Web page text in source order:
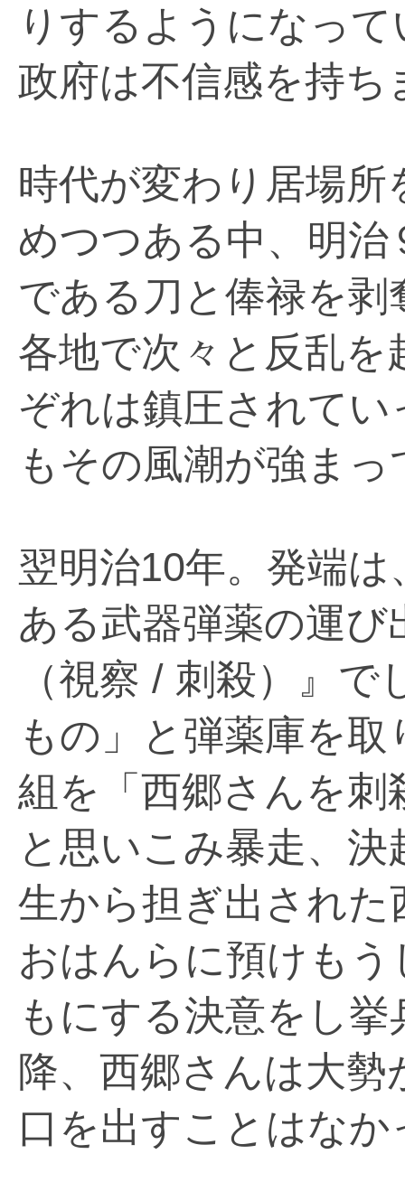
りするようになっ
政府は不信感を持ち
時代が変わり居場
めつつある中、明
である刀と俸禄を
各地で次々と反乱
ぞれは鎮圧されて
もその風潮が強ま
翌明治10年。発端
ある武器弾薬の運
（視察 / 刺殺）』
もの」と弾薬庫を
組を「西郷さんを
と思いこみ暴走、
生から担ぎ出され
おはんらに預けも
もにする決意をし
降、西郷さんは大
口を出すことはな